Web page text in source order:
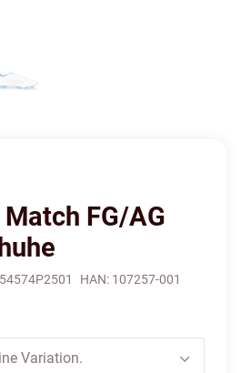
FG/AG
HAN: 107257-001
Variation.